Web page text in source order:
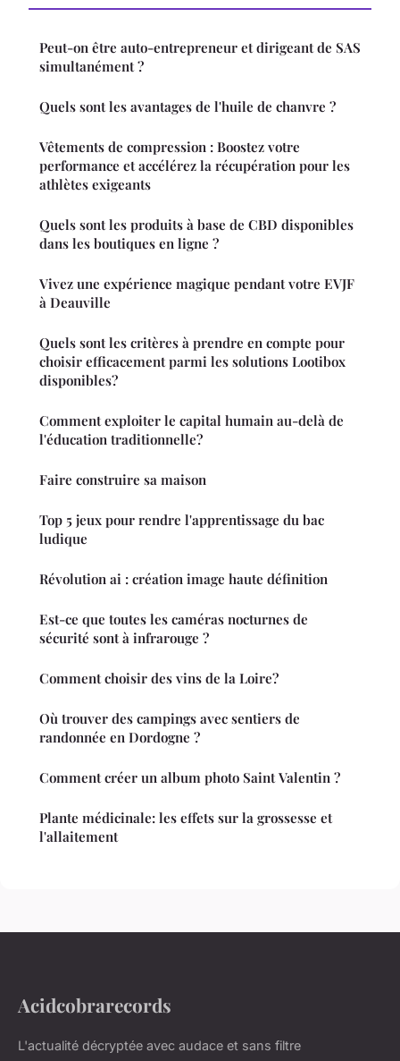
Peut-on être auto-entrepreneur et dirigeant de SAS
simultanément ?
Quels sont les avantages de l'huile de chanvre ?
Vêtements de compression : Boostez votre
performance et accélérez la récupération pour les
athlètes exigeants
Quels sont les produits à base de CBD disponibles
dans les boutiques en ligne ?
Vivez une expérience magique pendant votre EVJF
à Deauville
Quels sont les critères à prendre en compte pour
choisir efficacement parmi les solutions Lootibox
disponibles?
Comment exploiter le capital humain au-delà de
l'éducation traditionnelle?
Faire construire sa maison
Top 5 jeux pour rendre l'apprentissage du bac
ludique
Révolution ai : création image haute définition
Est-ce que toutes les caméras nocturnes de
sécurité sont à infrarouge ?
Comment choisir des vins de la Loire?
Où trouver des campings avec sentiers de
randonnée en Dordogne ?
Comment créer un album photo Saint Valentin ?
Plante médicinale: les effets sur la grossesse et
l'allaitement
Acidcobrarecords
L'actualité décryptée avec audace et sans filtre